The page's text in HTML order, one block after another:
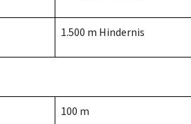
1.500 m Hindernis
100 m